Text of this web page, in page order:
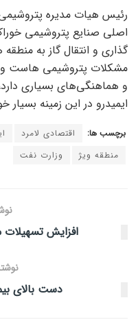
رئیس هیات مدیره پتروشیمی
اصلی صنایع پتروشیمی
گذاری و انتقال گاز به
مشکلات پتروشیمی هاست و
و هماهنگی‌های بسیاری
ایمیدرو در این زمینه
برچسب ها: اقتصادی لامرد
منطقه ویژ
وزارت نفت
افزایش
دست بالای